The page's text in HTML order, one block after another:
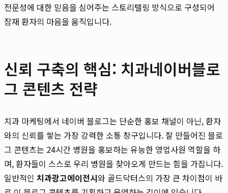
전문성에 대한 믿음을 심어주는 스토리텔링 방식으로 구성되어
잠재 환자의 마음을 움직입니다.
신뢰 구축의 핵심: 치과네이버블로
그 콘텐츠 전략
치과 마케팅에서 네이버 블로그는 단순한 홍보 채널이 아닌, 환자
와의 신뢰를 쌓는 가장 강력한 소통 창구입니다. 잘 만들어진 블로
그 콘텐츠는 24시간 병원을 홍보하는 유능한 영업사원 역할을 하
며, 환자들이 스스로 우리 병원을 찾아오게 만드는 힘을 가집니다.
일반적인 치과광고에이전시와 골드닥터스의 가장 큰 차이점이 바